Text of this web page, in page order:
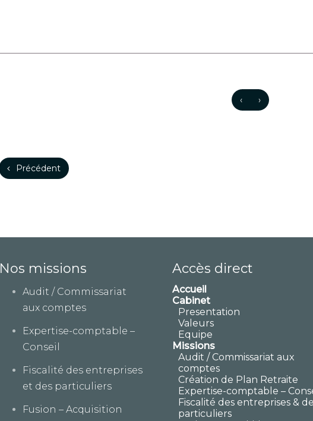
‹ ›
Précédent
Nos missions
Audit / Commissariat
aux comptes
Expertise-comptable –
Conseil
Fiscalité des entreprises
et des particuliers
Fusion – Acquisition
Accès direct
Accueil
Cabinet
Presentation
Valeurs
Equipe
Missions
Audit / Commissariat aux
comptes
Création de Plan Retraite
Expertise-comptable –
Fiscalité des entreprises &
particuliers